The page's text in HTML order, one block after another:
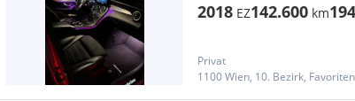
2018 EZ142.600 km194
Privat
1100 Wien, 10. Bezirk, Favoriten